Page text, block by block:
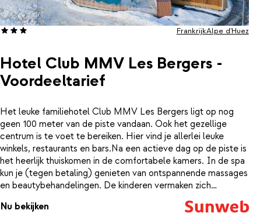
Hotel Club MMV Les Bergers -
Voordeeltarief
FrankrijkAlpe d'Huez
Het leuke familiehotel Club MMV Les Bergers ligt op nog
geen 100 meter van de piste vandaan. Ook het gezellige
centrum is te voet te bereiken. Hier vind je allerlei leuke
winkels, restaurants en bars.Na een actieve dag op de piste is
het heerlijk thuiskomen in de comfortabele kamers. In de spa
kun je (tegen betaling) genieten van ontspannende massages
en beautybehandelingen. De kinderen vermaken zich
ondertussen bij het animatieteam, zo heeft iedereen een
heerlijke vakantie!
Nu bekijken